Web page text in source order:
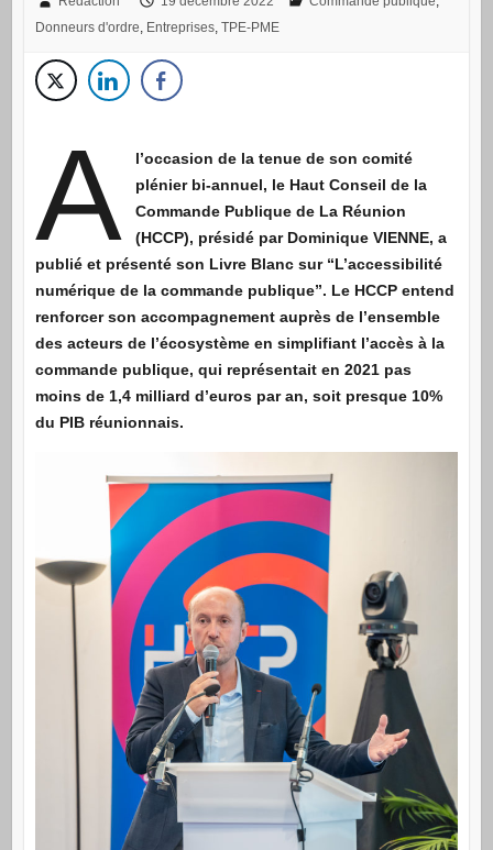
Donneurs d'ordre, Entreprises, TPE-PME
A
l’occasion de la tenue de son comité
plénier bi-annuel, le Haut Conseil de la
Commande Publique de La Réunion
(HCCP), présidé par Dominique VIENNE, a
publié et présenté son Livre Blanc sur “L’accessibilité
numérique de la commande publique”. Le HCCP entend
renforcer son accompagnement auprès de l’ensemble
des acteurs de l’écosystème en simplifiant l’accès à la
commande publique, qui représentait en 2021 pas
moins de 1,4 milliard d’euros par an, soit presque 10%
du PIB réunionnais.